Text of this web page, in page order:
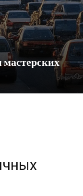
мастерских